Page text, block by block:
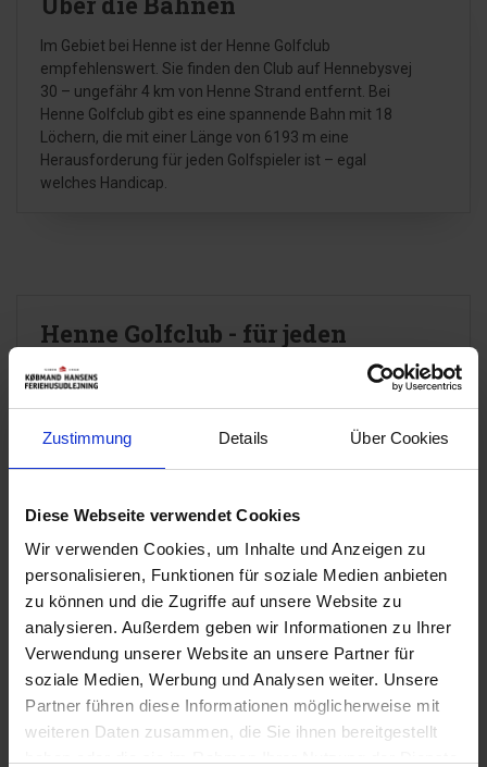
Zustimmung Details Über Cookies
Diese Webseite verwendet Cookies
Wir verwenden Cookies, um Inhalte und Anzeigen zu
personalisieren, Funktionen für soziale Medien anbieten
zu können und die Zugriffe auf unsere Website zu
analysieren. Außerdem geben wir Informationen zu Ihrer
Verwendung unserer Website an unsere Partner für
soziale Medien, Werbung und Analysen weiter. Unsere
Partner führen diese Informationen möglicherweise mit
weiteren Daten zusammen, die Sie ihnen bereitgestellt
Im Gebiet bei Henne ist der Henne Golfclub
empfehlenswert. Sie finden den Club auf Hennebysvej
30 – ungefähr 4 km von Henne Strand entfernt. Bei
Henne Golfclub gibt es eine spannende Bahn mit 18
Löchern, die mit einer Länge von 6193 m eine
Herausforderung für jeden Golfspieler ist – egal
welches Handicap.
Henne Golfclub - für jeden
Etwas
Sowohl Anfänger als auch Stammgäste sind bei Henne
Golfclub willkommen. Henne Golfclub sieht natürlich
auch gerne neue Gäste auf den Golfbahnen und
deswegen können im Club Anfängerlektionen bestellt
Hier finden Sie Henne Golfclub
Henne Golfklub
Hennebyvej 30